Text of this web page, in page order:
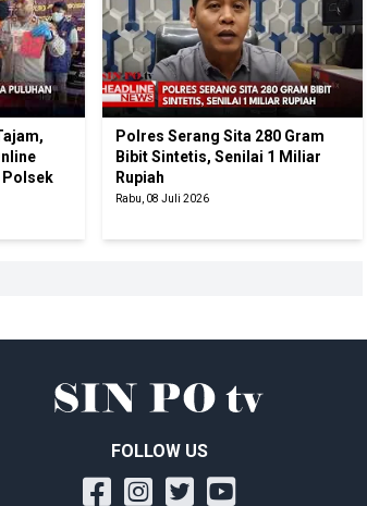
Polsek
Polres Serang Sita 280 Gram
Bibit Sintetis, Senilai 1 Miliar
Rupiah
Rabu, 08 Juli 2026
FOLLOW US